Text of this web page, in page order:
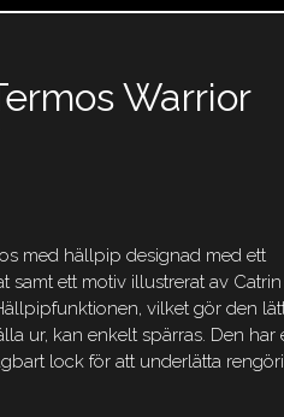
Warrior
med hällpip designad med ett
samt ett motiv illustrerat av Catrin
vilket gör den
ur, kan enkelt spärras. Den har
lock för att underlätta